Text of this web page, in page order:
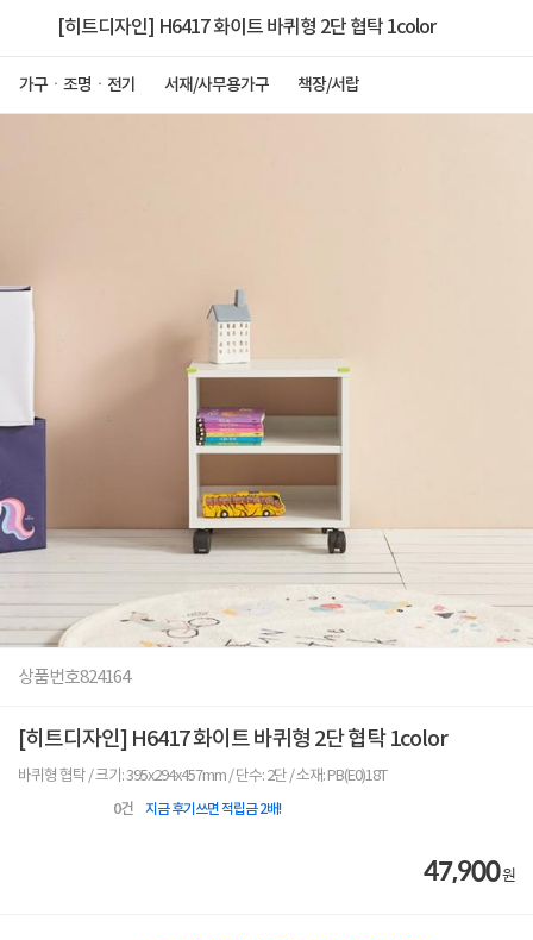
[히트디자인] H6417 화이트 바퀴형 2단 협탁 1color
가구ㆍ조명ㆍ전기 서재/사무용가구 책장/서랍
상품번호824164
[히트디자인] H6417 화이트 바퀴형 2단 협탁 1color
바퀴형 협탁 / 크기: 395x294x457mm / 단수: 2단 / 소재: PB(E0)18T
0건 지금 후기쓰면 적립금 2배!
47,900원